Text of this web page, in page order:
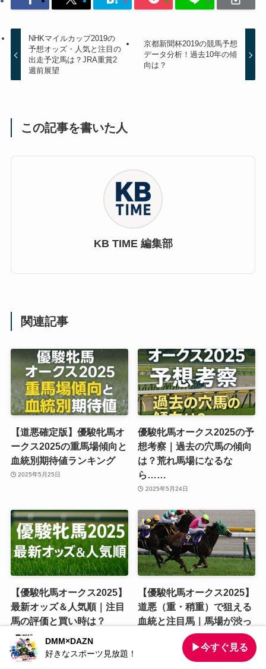
DMM×DAZN
好きなスポーツ見放題！
▶今すぐ見る
NHKマイルカップ2019の
予想オッズ・人気と注目の
出走予定馬は？JRA重賞2
週前展望
京都新聞杯2019の競馬予想
データ分析！過去10年の傾
向は？
この記事を書いた人
KB TIME 編集部
関連記事
【道悪確定版】優駿牝馬オ
ークス2025の重馬場傾向と
血統別期待値ランキング
2025年5月25日
優駿牝馬オークス2025の予
想考察｜過去の穴馬の傾向
は？荒れ馬場になるな
ら……
2025年5月24日
【優駿牝馬オークス2025】
最新オッズ＆人気順｜注目
馬の評価と買い時は？
2025年5月24日
【優駿牝馬オークス2025】
道悪（重・稍重）で狙える
血統と注目馬｜馬場が渋っ
た時の好走傾向とは？
2025年5月24日